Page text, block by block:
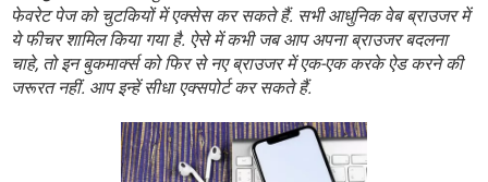
केबल और कनेक्टर्स कंप्यूटर बस
सीरियल और पैरलल पोर्ट
फेवरेट पेज को चुटकियों में एक्सेस कर सकते हैं. सभी आधुनिक वेब ब्राउजर में
ये फीचर शामिल किया गया है. ऐसे में कभी जब आप अपना ब्राउजर बदलना
चाहे, तो इन बुकमार्क्स को फिर से नए ब्राउजर में एक-एक करके ऐड करने की
जरूरत नहीं. आप इन्हें सीधा एक्सपोर्ट कर सकते हैं.